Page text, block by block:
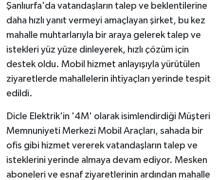
Şanlıurfa'da vatandaşların talep ve beklentilerine
daha hızlı yanıt vermeyi amaçlayan şirket, bu kez
mahalle muhtarlarıyla bir araya gelerek talep ve
istekleri yüz yüze dinleyerek, hızlı çözüm için
destek oldu. Mobil hizmet anlayışıyla yürütülen
ziyaretlerde mahallelerin ihtiyaçları yerinde tespit
edildi.
Dicle Elektrik'in '4M' olarak isimlendirdiği Müşteri
Memnuniyeti Merkezi Mobil Araçları, sahada bir
ofis gibi hizmet vererek vatandaşların talep ve
isteklerini yerinde almaya devam ediyor. Mesken
aboneleri ve esnaf ziyaretlerinin ardından mahalle
Yaşam